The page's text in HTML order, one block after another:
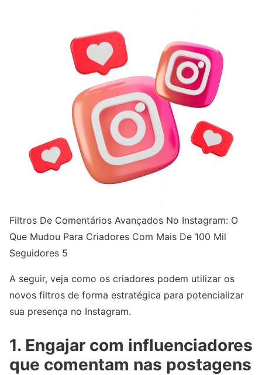
Filtros De Comentários Avançados No Instagram: O
Que Mudou Para Criadores Com Mais De 100 Mil
Seguidores 5
A seguir, veja como os criadores podem utilizar os
novos filtros de forma estratégica para potencializar
sua presença no Instagram.
1. Engajar com influenciadores
que comentam nas postagens